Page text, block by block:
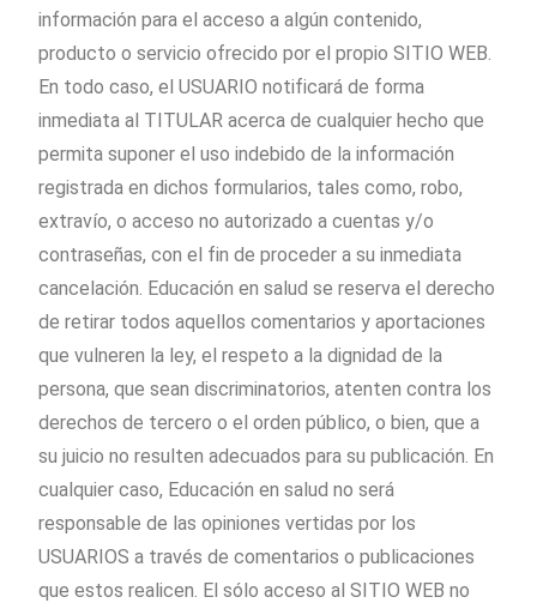
información para el acceso a algún contenido,
producto o servicio ofrecido por el propio SITIO WEB.
En todo caso, el USUARIO notificará de forma
inmediata al TITULAR acerca de cualquier hecho que
permita suponer el uso indebido de la información
registrada en dichos formularios, tales como, robo,
extravío, o acceso no autorizado a cuentas y/o
contraseñas, con el fin de proceder a su inmediata
cancelación. Educación en salud se reserva el derecho
de retirar todos aquellos comentarios y aportaciones
que vulneren la ley, el respeto a la dignidad de la
persona, que sean discriminatorios, atenten contra los
derechos de tercero o el orden público, o bien, que a
su juicio no resulten adecuados para su publicación. En
cualquier caso, Educación en salud no será
responsable de las opiniones vertidas por los
USUARIOS a través de comentarios o publicaciones
que estos realicen. El sólo acceso al SITIO WEB no